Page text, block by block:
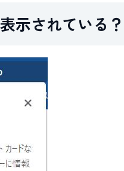
示されている